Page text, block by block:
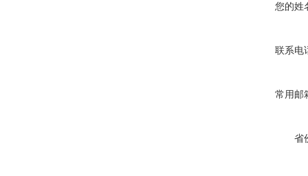
您的姓
联系电
常用邮
省